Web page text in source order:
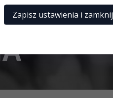
Zapisz ustawienia i zamknij